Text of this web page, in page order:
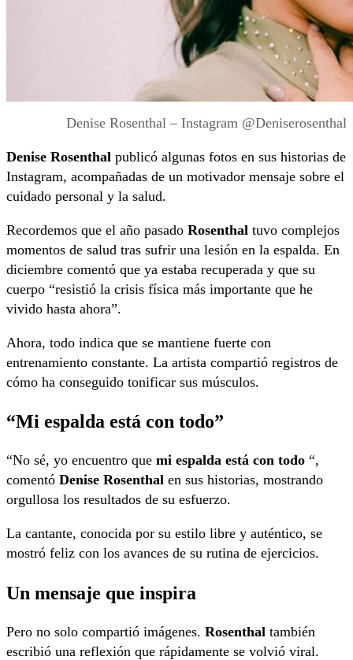
Denise Rosenthal – Instagram @Deniserosenthal
Denise Rosenthal publicó algunas fotos en sus historias de
Instagram, acompañadas de un motivador mensaje sobre el
cuidado personal y la salud.
Recordemos que el año pasado Rosenthal tuvo complejos
momentos de salud tras sufrir una lesión en la espalda. En
diciembre comentó que ya estaba recuperada y que su
cuerpo “resistió la crisis física más importante que he
vivido hasta ahora”.
Ahora, todo indica que se mantiene fuerte con
entrenamiento constante. La artista compartió registros de
cómo ha conseguido tonificar sus músculos.
“Mi espalda está con todo”
“No sé, yo encuentro que mi espalda está con todo “,
comentó Denise Rosenthal en sus historias, mostrando
orgullosa los resultados de su esfuerzo.
La cantante, conocida por su estilo libre y auténtico, se
mostró feliz con los avances de su rutina de ejercicios.
Un mensaje que inspira
Pero no solo compartió imágenes. Rosenthal también
escribió una reflexión que rápidamente se volvió viral.